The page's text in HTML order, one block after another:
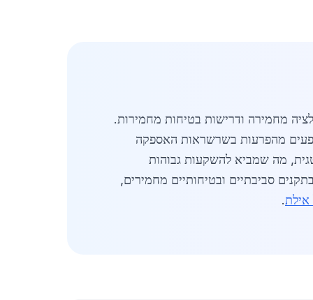
מחמירה ודרישות בטיחות מחמירות.
המושפעים מהפרעות בשרשראות האספקה
מה שמביא להשקעות גבוהות
סביבתיים ובטיחותיים מחמירים,
אילת.